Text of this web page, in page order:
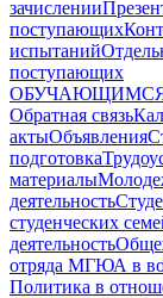
зачислении
поступающих
испытаний
поступающих
Обратная связь
актыОбъявления
подготовка
материалы
деятельность
студенческих
деятельность
отряда МГЮА в
Политика в